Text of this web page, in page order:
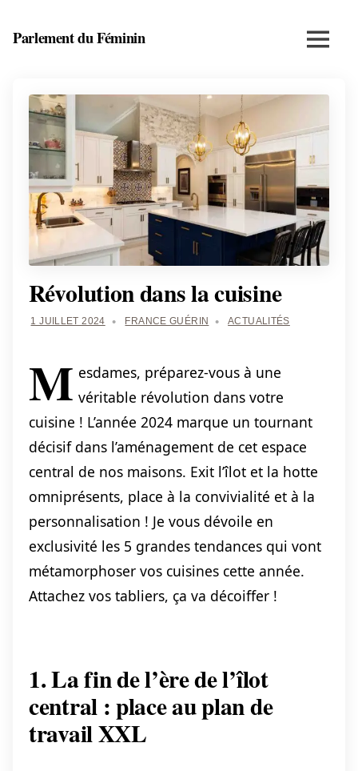
Parlement du Féminin
bien-
être
entrepreneuriat
féminin
Menu
Révolution dans la cuisine
1 JUILLET 2024 FRANCE GUÉRIN ACTUALITÉS
M esdames, préparez-vous à une
véritable révolution dans votre
cuisine ! L’année 2024 marque un tournant
décisif dans l’aménagement de cet espace
central de nos maisons. Exit l’îlot et la hotte
omniprésents, place à la convivialité et à la
personnalisation ! Je vous dévoile en
exclusivité les 5 grandes tendances qui vont
métamorphoser vos cuisines cette année.
Attachez vos tabliers, ça va décoiffer !
1. La fin de l’ère de l’îlot
central : place au plan de
travail XXL